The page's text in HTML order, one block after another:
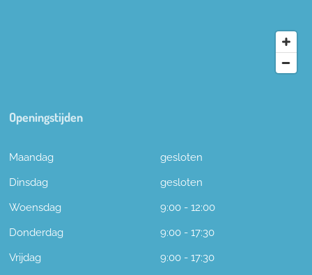
Openingstijden
Maandag
gesloten
Dinsdag
gesloten
Woensdag
9:00 - 12:00
Donderdag
9:00 - 17:30
Vrijdag
9:00 - 17:30